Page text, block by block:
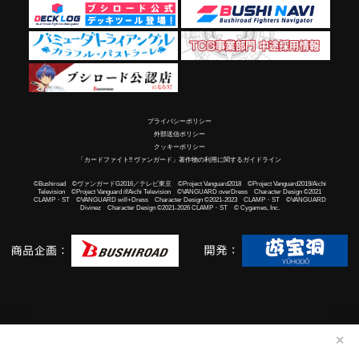
✕
プライバシーポリシー
外部送信ポリシー
クッキーポリシー
「カードファイト!! ヴァンガード」著作物の利用に関するガイドライン
©Bushiroad ©ヴァンガードG2016／テレビ東京 ©Project Vanguard2018 ©Project Vanguard2019/Aichi
Television ©Project Vanguard if/Aichi Television ©VANGUARD overDress Character Design ©2021
CLAMP・ST ©VANGUARD will+Dress Character Design ©2021-2023 CLAMP・ST ©VANGUARD
Divinez Character Design ©2021-2026 CLAMP・ST © Cygames, Inc.